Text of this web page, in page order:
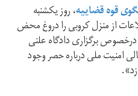
قوه قضاییه، روز یکشنبه
از منزل کروبی را دروغ محض
برگزاری دادگاه علنی
امنیت ملی درباره حصر وجود